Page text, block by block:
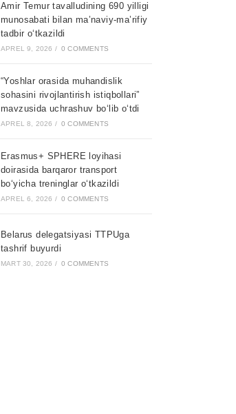
Amir Temur tavalludining 690 yilligi
munosabati bilan ma’naviy-ma’rifiy
tadbir o‘tkazildi
APREL 9, 2026 / 0 COMMENTS
“Yoshlar orasida muhandislik
sohasini rivojlantirish istiqbollari”
mavzusida uchrashuv bo‘lib o‘tdi
APREL 8, 2026 / 0 COMMENTS
Erasmus+ SPHERE loyihasi
doirasida barqaror transport
bo‘yicha treninglar o‘tkazildi
APREL 6, 2026 / 0 COMMENTS
Belarus delegatsiyasi TTPUga
tashrif buyurdi
MART 30, 2026 / 0 COMMENTS